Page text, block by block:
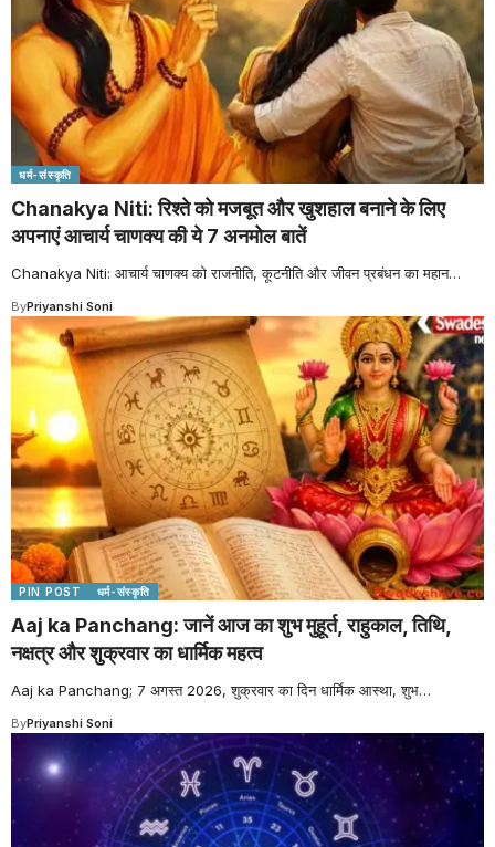
धर्म-संस्कृति
Chanakya Niti: रिश्ते को मजबूत और खुशहाल बनाने के लिए
अपनाएं आचार्य चाणक्य की ये 7 अनमोल बातें
Chanakya Niti: आचार्य चाणक्य को राजनीति, कूटनीति और जीवन प्रबंधन का महान…
ByPriyanshi Soni
PIN POST धर्म-संस्कृति
Aaj ka Panchang: जानें आज का शुभ मुहूर्त, राहुकाल, तिथि,
नक्षत्र और शुक्रवार का धार्मिक महत्व
Aaj ka Panchang; 7 अगस्त 2026, शुक्रवार का दिन धार्मिक आस्था, शुभ…
ByPriyanshi Soni